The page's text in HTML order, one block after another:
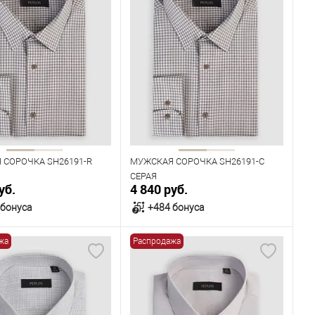
SH26191-R
В корзину
размеров
МУЖСКАЯ СОРОЧКА SH26191-C
СЕРАЯ
4 840 руб.
+484 бонуса
В корзину
В наличии
Таблица размеров
Распродажа